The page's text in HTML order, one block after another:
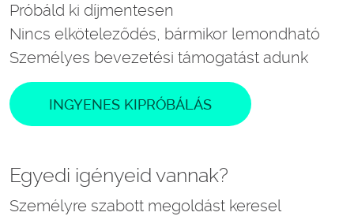
Próbáld ki díjmentesen
Nincs elköteleződés, bármikor lemondható
Személyes bevezetési támogatást adunk
INGYENES KIPRÓBÁLÁS
Egyedi igényeid vannak?
Személyre szabott megoldást keresel